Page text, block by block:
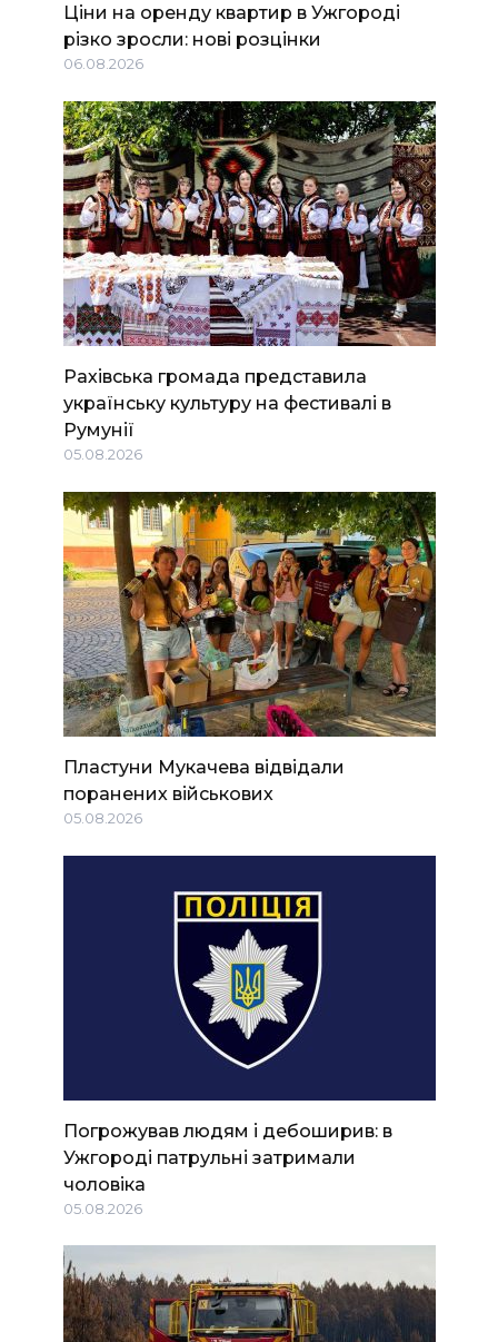
Ціни на оренду квартир в Ужгороді
різко зросли: нові розцінки
06.08.2026
Рахівська громада представила
українську культуру на фестивалі в
Румунії
05.08.2026
Пластуни Мукачева відвідали
поранених військових
05.08.2026
Погрожував людям і дебоширив: в
Ужгороді патрульні затримали
чоловіка
05.08.2026